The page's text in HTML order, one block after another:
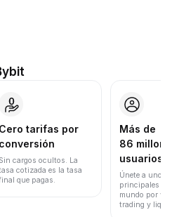
Cero tarifas por
conversión
Sin cargos ocultos. La
cotizada es la tasa
que pagas.
Más de
86
usuarios
Únete a uno
principales
mundo por
trading y